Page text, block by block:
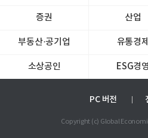
증권 산업
부동산·공기업 유통경제
소상공인 ESG경영
PC 버전
Copyright (c) Global